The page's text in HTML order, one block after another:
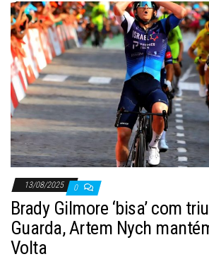
13/08/2025 0
Brady Gilmore ‘bisa’ com
Guarda, Artem Nych
Volta